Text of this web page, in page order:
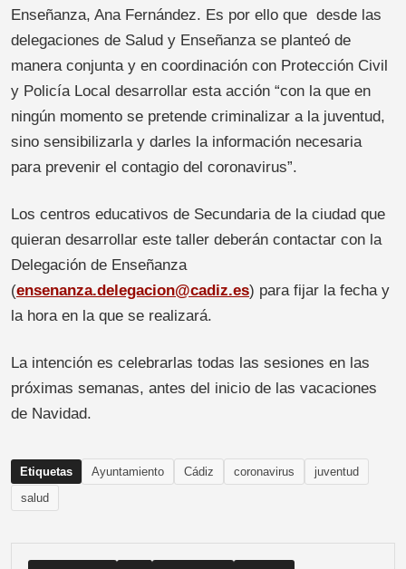
Enseñanza, Ana Fernández. Es por ello que desde las
delegaciones de Salud y Enseñanza se planteó de
manera conjunta y en coordinación con Protección Civil
y Policía Local desarrollar esta acción “con la que en
ningún momento se pretende criminalizar a la juventud,
sino sensibilizarla y darles la información necesaria
para prevenir el contagio del coronavirus”.
Los centros educativos de Secundaria de la ciudad que
quieran desarrollar este taller deberán contactar con la
Delegación de Enseñanza
(ensenanza.delegacion@cadiz.es) para fijar la fecha y
la hora en la que se realizará.
La intención es celebrarlas todas las sesiones en las
próximas semanas, antes del inicio de las vacaciones
de Navidad.
Etiquetas Ayuntamiento Cádiz coronavirus
juventud
salud